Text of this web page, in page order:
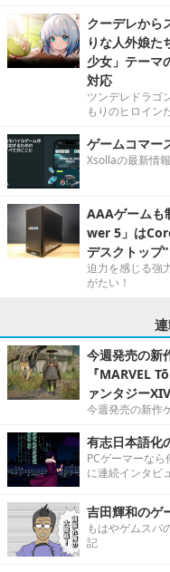
クーデレから
りな人外娘た
少女」テーマ
対応
ツンデレドラゴ
もりのヒロイン
ゲームコマー
Xsollaの最新情
AAAゲームも
wer 5」は
デスクトップ”
迫力を感じる強
がたい！
今週発売の新
『MARVEL
ァンタジー
今週発売の新作
有志日本語化
PCゲーマーな
に連続インタビ
吉田輝和のゲ
もはやゲムスパ
記